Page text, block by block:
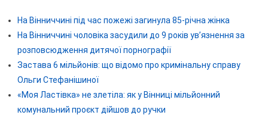
На Вінниччині під час пожежі загинула 85-річна жінка
На Вінниччині чоловіка засудили до 9 років ув’язнення за
розповсюдження дитячої порнографії
Застава 6 мільйонів: що відомо про кримінальну справу
Ольги Стефанішиної
«Моя Ластівка» не злетіла: як у Вінниці мільйонний
комунальний проєкт дійшов до ручки